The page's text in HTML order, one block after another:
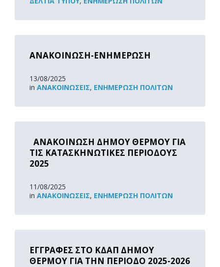
ΑΝΑΚΟΙΝΩΣΗ-ΕΝΗΜΕΡΩΣΗ
13/08/2025
in ΑΝΑΚOΙΝΏΣΕΙΣ, ΕΝΗΜΈΡΩΣΗ ΠΟΛΙΤΏΝ
Read
ΑΝΑΚΟΙΝΩΣΗ ΔΗΜΟΥ ΘΕΡΜΟΥ ΓΙΑ
ΤΙΣ ΚΑΤΑΣΚΗΝΩΤΙΚΕΣ ΠΕΡΙΟΔΟΥΣ
2025
11/08/2025
in ΑΝΑΚOΙΝΏΣΕΙΣ, ΕΝΗΜΈΡΩΣΗ ΠΟΛΙΤΏΝ
Read
ΕΓΓΡΑΦΕΣ ΣΤΟ ΚΔΑΠ ΔΗΜΟΥ
ΘΕΡΜΟΥ ΓΙΑ ΤΗΝ ΠΕΡΙΟΔΟ 2025-2026
Read